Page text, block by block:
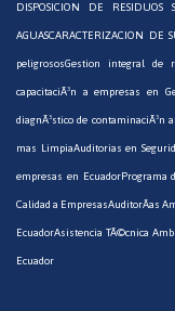
DISPOSICION DE RESIDUOS
AGUASCARACTERIZACION DE
peligrososGestion integral de
capacitaciÃ³n a empresas en
diagnÃ³stico de contaminaciÃ³n
mas LimpiaAuditorias en
empresas en EcuadorPrograma
Calidad a EmpresasAuditorÃ­as
EcuadorAsistencia TÃ©cnica
Ecuador